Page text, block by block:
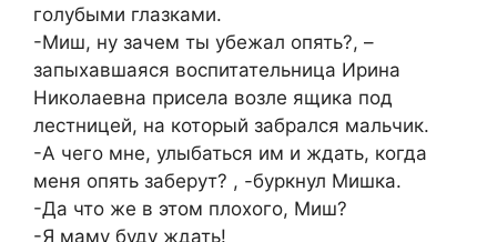
голубыми глазками.
-Миш, ну зачем ты убежал опять?, –
запыхавшаяся воспитательница Ирина
Николаевна присела возле ящика под
лестницей, на который забрался мальчик.
-А чего мне, улыбаться им и ждать, когда
меня опять заберут? , -буркнул Мишка.
-Да что же в этом плохого, Миш?
-Я маму буду ждать!